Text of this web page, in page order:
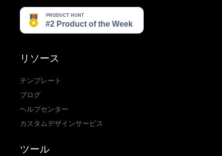
リソース
テンプレート
ブログ
ヘルプセンター
カスタムデザインサービス
ツール